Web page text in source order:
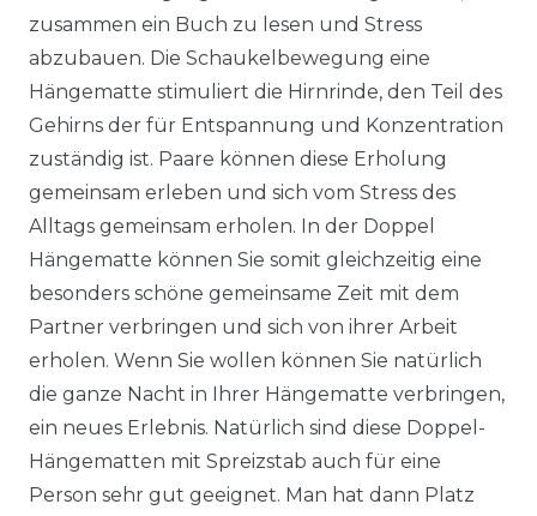
zusammen ein Buch zu lesen und Stress
abzubauen. Die Schaukelbewegung eine
Hängematte stimuliert die Hirnrinde, den Teil des
Gehirns der für Entspannung und Konzentration
zuständig ist. Paare können diese Erholung
gemeinsam erleben und sich vom Stress des
Alltags gemeinsam erholen. In der Doppel
Hängematte können Sie somit gleichzeitig eine
besonders schöne gemeinsame Zeit mit dem
Partner verbringen und sich von ihrer Arbeit
erholen. Wenn Sie wollen können Sie natürlich
die ganze Nacht in Ihrer Hängematte verbringen,
ein neues Erlebnis. Natürlich sind diese Doppel-
Hängematten mit Spreizstab auch für eine
Person sehr gut geeignet. Man hat dann Platz